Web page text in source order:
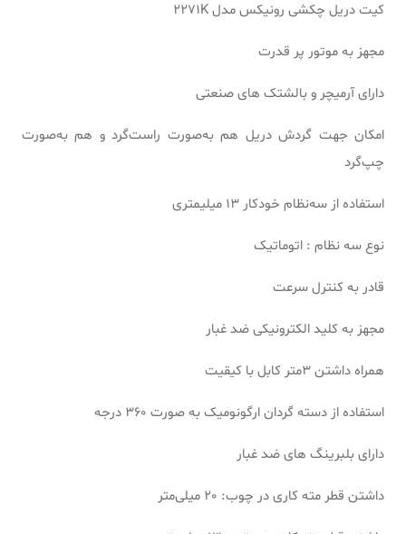
کیت دریل چکشی رونیکس مدل 2271K
مجهز به موتور پر قدرت
دارای آرمیچر و بالشتک های صنعتی
امکان جهت گردش دریل هم به‌صورت راست‌گرد و هم به‌صورت
چپ‌گرد
استفاده از سه‌نظام خودکار 13 میلیمتری
نوع سه نظام : اتوماتیک
قادر به کنترل سرعت
مجهز به کلید الکترونیکی ضد غبار
همراه داشتن 3متر کابل با کیقیت
استفاده از دسته گردان ارگونومیک به صورت 360 درجه
دارای بلبرینگ های ضد غبار
داشتن قطر مته کاری در چوب: 20 میلی‌متر